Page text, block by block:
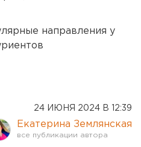
направления у
24 ИЮНЯ 2024 В 12:39
Екатерина Землянская